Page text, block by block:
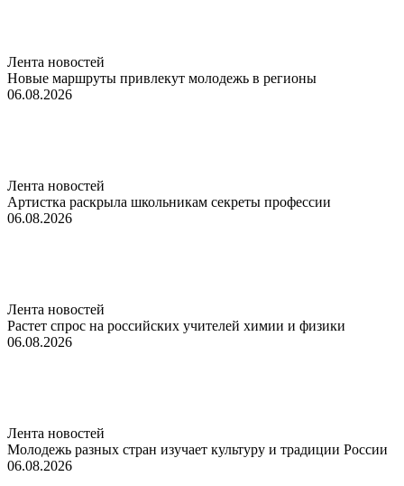
Лента новостей
Новые маршруты привлекут молодежь в регионы
06.08.2026
Лента новостей
Артистка раскрыла школьникам секреты профессии
06.08.2026
Лента новостей
Растет спрос на российских учителей химии и физики
06.08.2026
Лента новостей
Молодежь разных стран изучает культуру и традиции России
06.08.2026